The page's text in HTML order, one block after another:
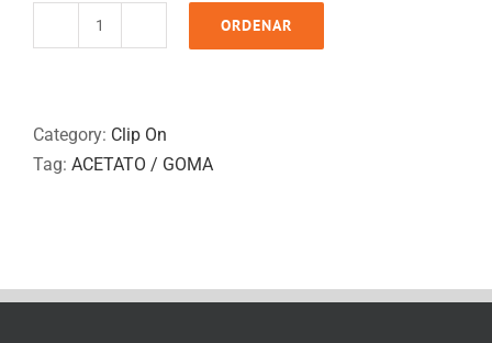
ORDENAR
Category: Clip On
Tag: ACETATO / GOMA